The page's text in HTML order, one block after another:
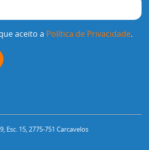
aceito a Política de Privacidade.
Esc. 15, 2775-751 Carcavelos